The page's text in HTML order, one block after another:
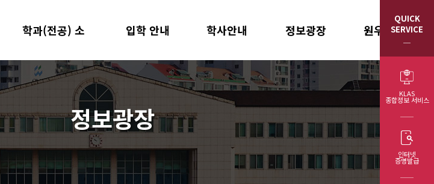
QUICK
SERVICE
KLAS
종합정보 서비스
인터넷
증명발급
학과(전공) 소
학과(전공)
교수진
입학 안내
모집 요강
지원 양식
학사안내
학칙
학사 제도
학사 일정
정보광장
공지사항
소식지
원우회/동문회
원우회 회칙
원우회 임원
총동문회 임원
정보광장